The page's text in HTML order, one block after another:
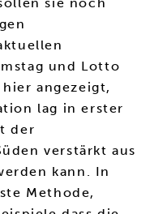
und Lotto
angezeigt,
lag in erster
der
verstärkt aus
kann. In
Methode,